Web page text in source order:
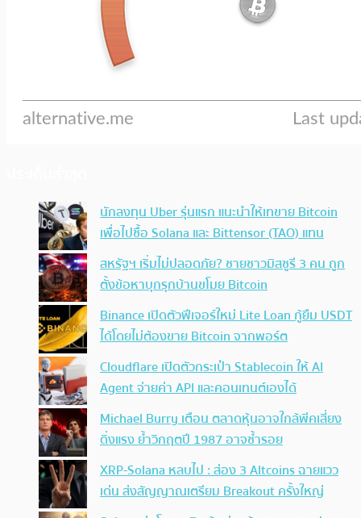
นักลงทุน Uber รุ่นแรก แนะนำให้เทขาย Bitcoin
เพื่อไปซื้อ Solana และ Bittensor (TAO) แทน
สหรัฐฯ เริ่มไม่ปลอดภัย? ชายชาวมิสซูรี 3 คน ถูก
ตั้งข้อหาบุกรุกบ้านขโมย Bitcoin
Binance เปิดตัวฟีเจอร์ใหม่ Lite Loan กู้ยืม USDT
ได้โดยไม่ต้องขาย Bitcoin จากพอร์ต
Cloudflare เปิดตัวกระเป๋า Stablecoin ให้ AI
Agent จ่ายค่า API และคอนเทนต์เองได้
Michael Burry เตือน ตลาดหุ้นอาจใกล้พีคเสี่ยง
ดิ่งแรง ย้ำวิกฤตปี 1987 อาจซ้ำรอย
XRP-Solana หลบไป : ส่อง 3 Altcoins ฉายแวว
เด่น ส่งสัญญาณเตรียม Breakout ครั้งใหญ่